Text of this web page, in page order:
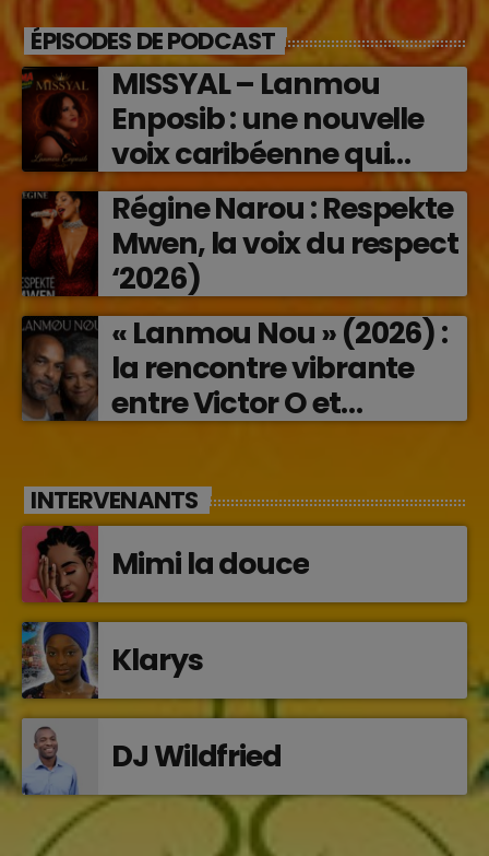
ÉPISODES DE PODCAST
MISSYAL – Lanmou
Enposib : une nouvelle
voix caribéenne qui
transforme les émotions
en musique (2026)
Régine Narou : Respekte
Mwen, la voix du respect
‘2026)
« Lanmou Nou » (2026) :
la rencontre vibrante
entre Victor O et
INTERVENANTS
Mimi la douce
Klarys
DJ Wildfried